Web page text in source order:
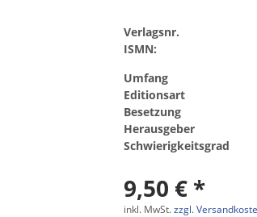
Verlagsnr.
ISMN:
Umfang
Editionsart
Besetzung
Herausgeber
Schwierigkeitsgrad
9,50 € *
inkl. MwSt.zzgl.